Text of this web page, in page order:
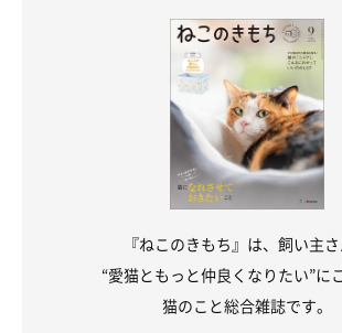
『ねこのきもち』は、飼い主
“愛猫ともっと仲良くなりたい”に
猫のこと総合雑誌です。